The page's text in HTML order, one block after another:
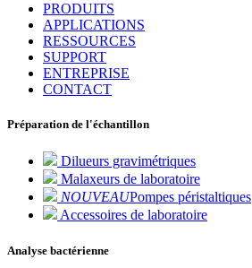
PRODUITS
APPLICATIONS
RESSOURCES
SUPPORT
ENTREPRISE
CONTACT
Préparation de l'échantillon
Dilueurs gravimétriques
Malaxeurs de laboratoire
NOUVEAUPompes péristaltiques
Accessoires de laboratoire
Analyse bactérienne